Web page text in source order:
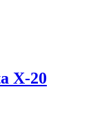
X-20